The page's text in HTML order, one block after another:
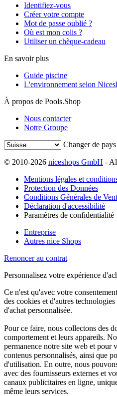
Identifiez-vous
Créer votre compte
Mot de passe oublié ?
Où est mon colis ?
Utiliser un chèque-cadeau
En savoir plus
Guide piscine
L'environnement selon
À propos de Pools.Shop
Nous contacter
Notre Groupe
Changer de
© 2010-2026 niceshops GmbH -
Mentions légales et
Protection des Données
Conditions Générales de
Déclaration d'accessibilité
Paramètres de confidentialité
Entreprise
Autres nice Shops
Renoncer au contrat
Personnalisez votre expérience
Ce n'est qu'avec votre
des cookies et d'autres
d'achat personnalisée.
Pour ce faire, nous collectons des
comportement et leurs appareils.
permanence notre site web et pour
contenus personnalisés, ainsi que
d'utilisation. En outre, nous
avec des fournisseurs externes et
canaux publicitaires en ligne,
même leurs services.